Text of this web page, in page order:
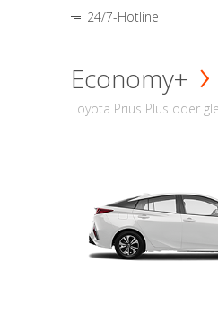
24/7-Hotline
Economy+
Toyota Prius Plus oder